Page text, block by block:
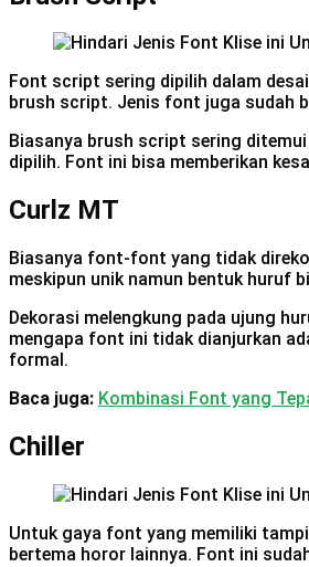
Font script sering dipilih dalam
brush script. Jenis font juga sudah
Biasanya brush script sering
dipilih. Font ini bisa memberikan
Curlz MT
Biasanya font-font yang tidak
meskipun unik namun bentuk huruf
Dekorasi melengkung pada ujung
mengapa font ini tidak dianjurkan
formal.
Baca juga: Kombinasi Font yang
Chiller
Untuk gaya font yang memiliki
bertema horor lainnya. Font ini